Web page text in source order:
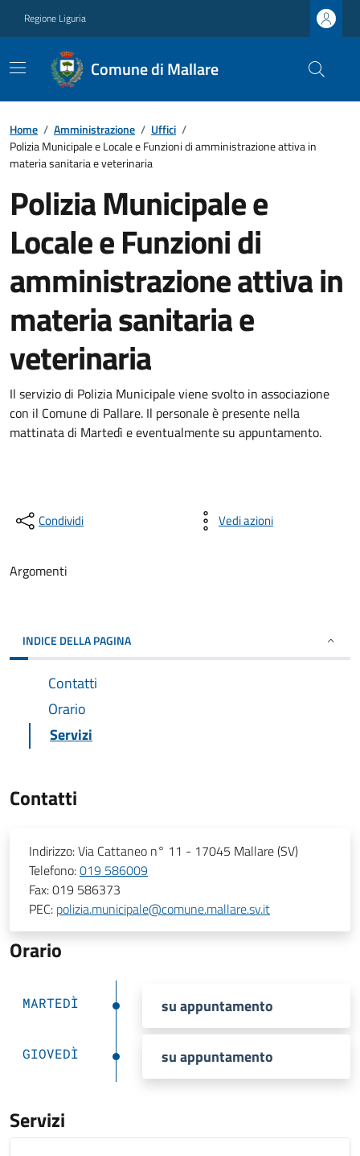
Regione Liguria
Comune di Mallare
Home / Amministrazione / Uffici /
Polizia Municipale e Locale e Funzioni di amministrazione attiva in
materia sanitaria e veterinaria
Polizia Municipale e
Locale e Funzioni di
amministrazione attiva in
materia sanitaria e
veterinaria
Il servizio di Polizia Municipale viene svolto in associazione
con il Comune di Pallare. Il personale è presente nella
mattinata di Martedì e eventualmente su appuntamento.
Condividi Vedi azioni
Argomenti
INDICE DELLA PAGINA
Contatti
Orario
Servizi
Contatti
Indirizzo:Via Cattaneo n° 11 - 17045 Mallare (SV)
Telefono:019 586009
Fax:019 586373
PEC: polizia.municipale@comune.mallare.sv.it
Orario
MARTEDÌ su appuntamento
GIOVEDÌ su appuntamento
Servizi